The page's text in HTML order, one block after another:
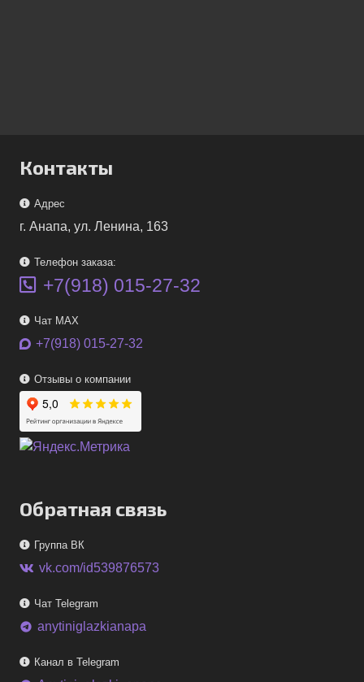
Контакты
Адрес
г. Анапа, ул. Ленина, 163
Телефон заказа:
+7(918) 015-27-32
Чат MAX
+7(918) 015-27-32
Отзывы о компании
Обратная связь
Группа ВК
vk.com/id539876573
Чат Telegram
telegram anytiniglazkianapa
Канал в Telegram